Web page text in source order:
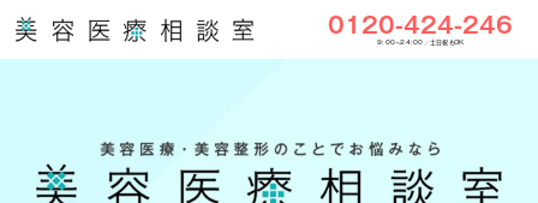
0120-424-246
9:00〜24:00／土日祝もOK